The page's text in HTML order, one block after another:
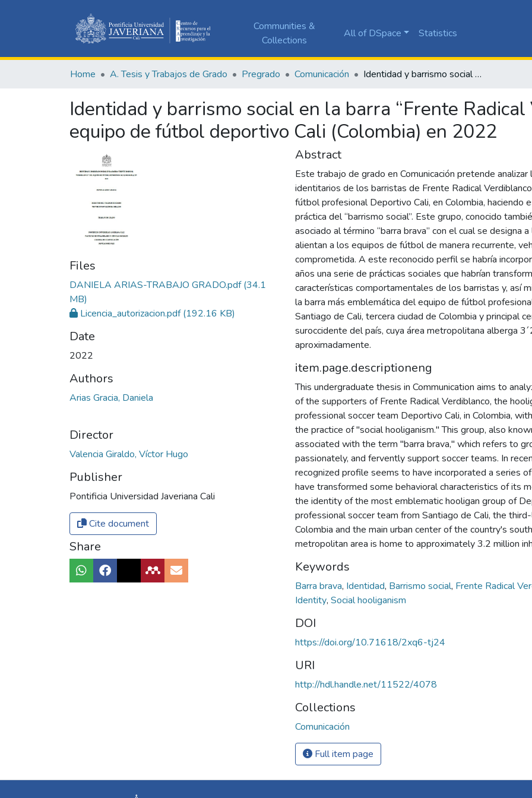
Communities &
Collections
All of DSpace Statistics
Home A. Tesis y Trabajos de Grado Pregrado Comunicación Identidad y barrismo social en la barra “Frente Radical Verdiblanco” del equipo de fútbol deportivo Cali (Colombia) en 2022
Identidad y barrismo social en la barra “Frente
equipo de fútbol deportivo Cali (Colombia) en 2022
Files
DANIELA ARIAS-TRABAJO GRADO.pdf(34.1
MB)
Licencia_autorizacion.pdf(192.16 KB)
Date
2022
Authors
Arias Gracia, Daniela
Director
Valencia Giraldo, Víctor Hugo
Publisher
Pontificia Universidad Javeriana Cali
Cite document
Share
Abstract
Este trabajo de grado en Comunicación pretende analizar
identitarios de los barristas de Frente Radical
fútbol profesional Deportivo Cali, en Colombia, haciendo
práctica del “barrismo social”. Este grupo, conocido
asociado al término “barra brava” con el cual se designa
alientan a los equipos de fútbol de manera recurrente,
comprometida. A este reconocido perfil se habría
años una serie de prácticas sociales que habrían
características comportamentales de los barristas y, así
la barra más emblemática del equipo de fútbol
Santiago de Cali, tercera ciudad de Colombia y principal
suroccidente del país, cuya área metropolitana alberga
aproximadamente.
item.page.descriptioneng
This undergraduate thesis in Communication aims to
of the supporters of Frente Radical Verdiblanco, the
professional soccer team Deportivo Cali, in Colombia,
the practice of "social hooliganism." This group, also
associated with the term "barra brava," which refers to
passionately, and fervently support soccer teams. In
recognized profile seems to have incorporated a series
have transformed some behavioral characteristics of its
the identity of the most emblematic hooligan group of
professional soccer team from Santiago de Cali, the
Colombia and the main urban center of the country's
metropolitan area is home to approximately 3.2 million
Keywords
Barra brava, Identidad, Barrismo social, Frente Radical
Identity, Social hooliganism
DOI
https://doi.org/10.71618/2xq6-tj24
URI
http://hdl.handle.net/11522/4078
Collections
Comunicación
Full item page